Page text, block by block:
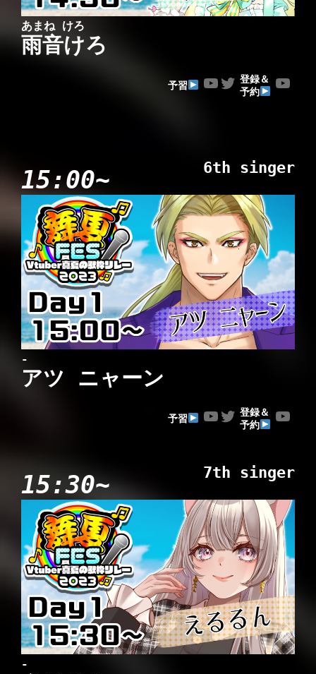
あまね けろ
雨音けろ
予習 YouTube Twitter
登録＆
予約
YouTube
15:00~ 6th singer
-
アツ ニャーン
予習 YouTube Twitter
登録＆
予約
YouTube
15:30~ 7th singer
-